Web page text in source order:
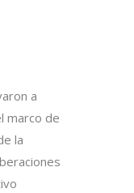
a
marco de
la